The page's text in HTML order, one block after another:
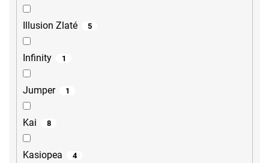
Illusion Zlaté 5
Infinity 1
Jumper 1
Kai 8
Kasiopea 4